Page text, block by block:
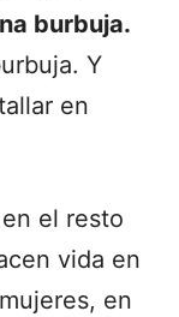
burbuja.
Y
en
el resto
vida en
en